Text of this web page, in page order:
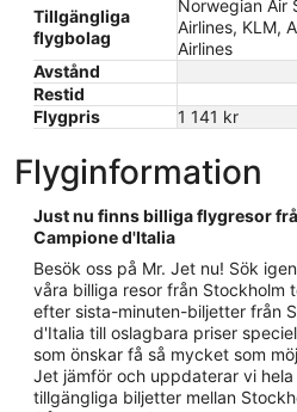
Tillgängliga
flygbolag
Norwegian Air
Airlines, KLM,
Airlines
Avstånd
Restid
Flygpris
1 141 kr
Flyginformation
Just nu finns billiga flygresor
Campione d'Italia
Besök oss på Mr. Jet nu! Sök
våra billiga resor från Stockholm
efter sista-minuten-biljetter från
d'Italia till oslagbara priser
som önskar få så mycket som
Jet jämför och uppdaterar vi
tillgängliga biljetter mellan